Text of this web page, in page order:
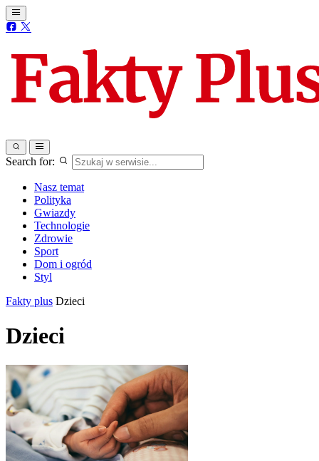
Search for:
Nasz temat
Polityka
Gwiazdy
Technologie
Zdrowie
Sport
Dom i ogród
Styl
Fakty plus Dzieci
Dzieci